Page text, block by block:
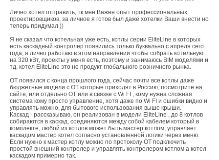
Лично хотел отправить, тк мне Важен опыт профессиональных
проектировщиков, за личное я готов был даже хотелки Ваши внести но
теперь придумал ))
Я не сказал что котельная уже есть, котлы серии EliteLine в которых
есть каскадный контролер появились только буквально с апреля сего
года, я лично работаю в этом направлении чтобы собрать котельную
на 320 кВт, проекты у меня есть, поэтому и занимаюсь BIM моделями и
тд, котел EliteLine это не продукт глобального розничного рынка.
ОТ появился с конца прошлого года, сейчас почти все котлы даже
бюджетные модели с ОТ которые приходят в Россию, посмотрите на
сайте, или отдельно ОТ или в связке с Wi FI , кому нужна сложная
система кому просто управление, хотя даже по Wi FI и ошибки видно и
управлять можно, для бытового использования выше крыши.
Каскад - рассказываю, он реализован в модели EliteLine , до 8 котлов
собираются в каскад, соединяются между собой кабелем который в
комплекте, любой из котлов может быть мастер котлом, управляет
каскадом мастер котел согласно установленной логики через меню.
Если нужно к мастер котлу можно по протоколу ОТ подключить
простой внешний контролер и управлять контролером котлом а котел
каскадом примерно так.